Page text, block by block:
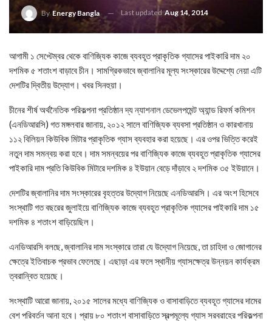
By Energy Bangla Last updatedAug 14, 2014
আগামী ১ সেপ্টেম্বর থেকে বাণিজ্যিক কাজে ব্যবহূত প্রাকৃতিক গ্যাসের পাইকারি দাম ২০
দশমিক ৫ শতাংশ বাড়াবে চীন। সামগ্রিকভাবে জ্বালানির মূল্য সংস্কারের উদ্দেশ্যে নেয়া এটি
দেশটির দ্বিতীয় উদ্যোগ। খবর সিনহুয়া।
চীনের শীর্ষ অর্থনৈতিক পরিকল্পনা প্রতিষ্ঠান দ্য ন্যাশনাল ডেভেলপমেন্ট অ্যান্ড রিফর্ম কমিশন
(এনডিআরসি) গত মঙ্গলবার জানায়, ২০১২ সালে বাণিজ্যিক ব্যবসা প্রতিষ্ঠান ও কারখানায়
১১২ বিলিয়ন কিউবিক মিটার প্রাকৃতিক গ্যাস ব্যবহার করা হয়েছে। এর ওপর ভিত্তি করেই
নতুন দাম সমন্বয় করা হবে। দাম সমন্বয়ের পর বাণিজ্যিক কাজে ব্যবহূত প্রাকৃতিক গ্যাসের
পাইকারি দাম প্রতি কিউবিক মিটারে দশমিক ৪ ইউয়ান বেড়ে দাঁড়াবে ২ দশমিক ৩৫ ইউয়ানে।
দেশটির জ্বালানির দাম সংস্কারের বৃহত্তর উদ্যোগ নিয়েছে এনডিআরসি। এর অংশ হিসেবে
সংস্থাটি গত বছরের জুলাইয়ে বাণিজ্যিক কাজে ব্যবহূত প্রাকৃতিক গ্যাসের পাইকারি দাম ১৫
দশমিক ৪ শতাংশ বাড়িয়েছিল।
এনডিআরসি বলছে, জ্বালানির দাম সংস্কারে তারা যে উদ্যোগ নিয়েছে, তা চাহিদা ও জোগানের
ক্ষেত্রে ইতিবাচক প্রভাব ফেলেছে। এছাড়া এর ফলে স্থানীয় গ্যাসক্ষেত্র উন্নয়ন কার্যক্রম
ত্বরান্বিত হয়েছে।
সংস্থাটি আরো জানায়, ২০১৫ সালের মধ্যে বাণিজ্যিক ও বাসাবাড়িতে ব্যবহূত গ্যাসের দামের
বেশ পরিবর্তন আনা হবে। প্রায় ৮০ শতাংশ বাসাবাড়িতে স্বল্পমূল্যে গ্যাস সরবরাহের পরিকল্পনা